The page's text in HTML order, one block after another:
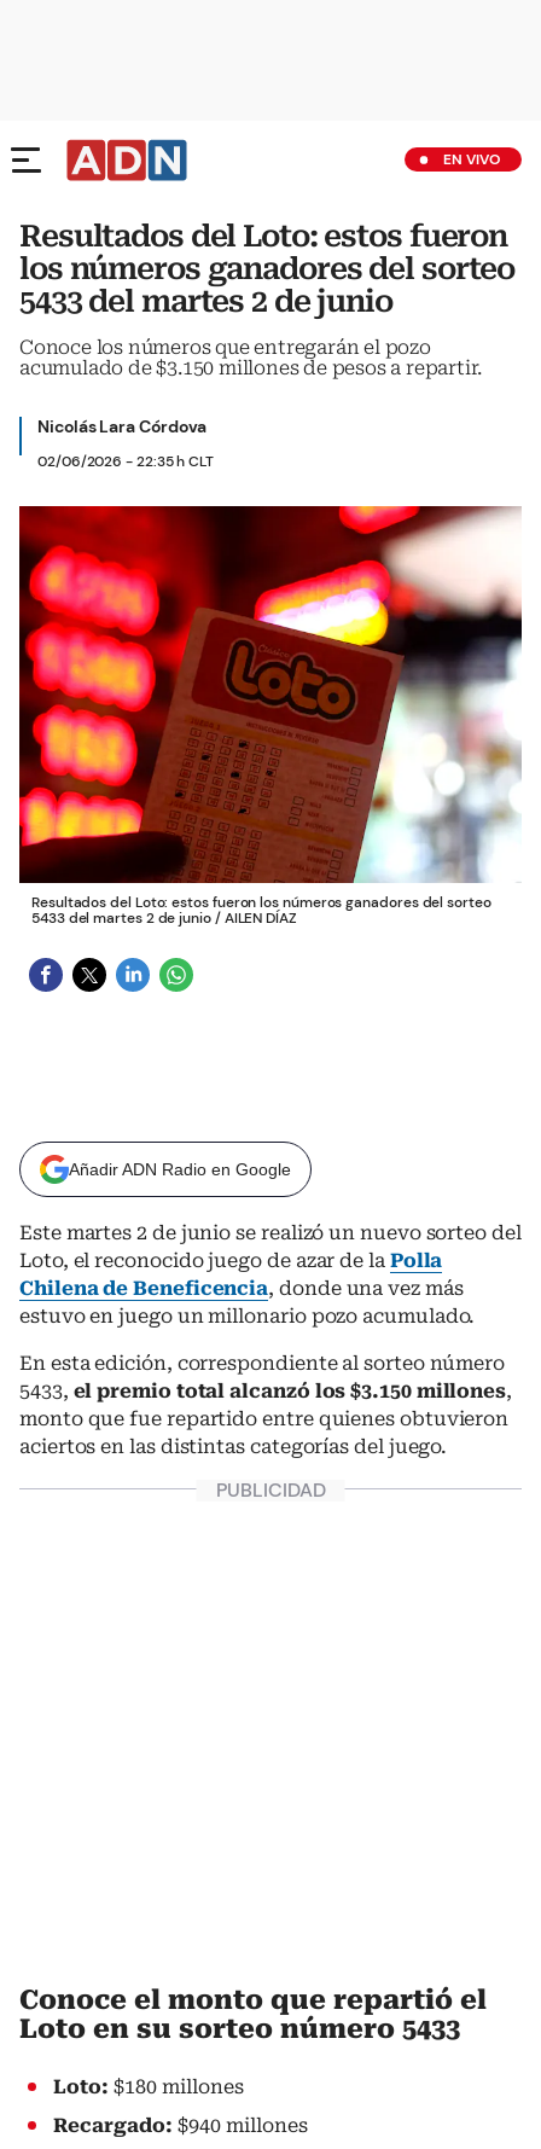
EN VIVO
Resultados del Loto: estos fueron
los números ganadores del sorteo
5433 del martes 2 de junio
Conoce los números que entregarán el pozo
acumulado de $3.150 millones de pesos a repartir.
Nicolás Lara Córdova
02/06/2026 - 22:35 h CLT
Resultados del Loto: estos fueron los números ganadores del sorteo
5433 del martes 2 de junio/AILEN DÍAZ
Añadir ADN Radio en Google
Este martes 2 de junio se realizó un nuevo sorteo del
Loto, el reconocido juego de azar de la Polla
Chilena de Beneficencia, donde una vez más
estuvo en juego un millonario pozo acumulado.
En esta edición, correspondiente al sorteo número
5433, el premio total alcanzó los $3.150 millones,
monto que fue repartido entre quienes obtuvieron
aciertos en las distintas categorías del juego.
Conoce el monto que repartió el
Loto en su sorteo número 5433
Loto: $180 millones
Recargado: $940 millones